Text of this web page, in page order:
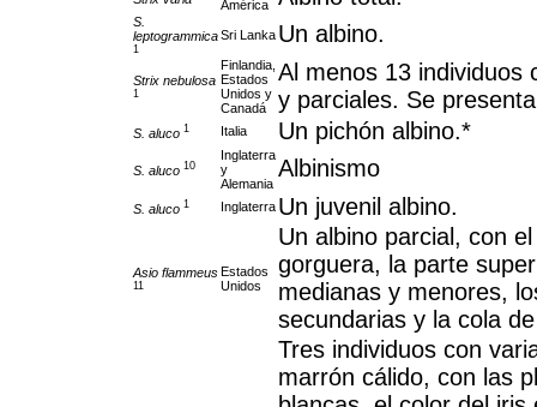
América
S.
leptogrammica
1
Sri Lanka Un albino.
Strix nebulosa
1
Finlandia,
Estados
Unidos y
Canadá
Al menos 13 individuos
y parciales. Se
S. aluco 1 Italia Un pichón albino.*
S. aluco 10
Inglaterra
y
Alemania
Albinismo
S. aluco 1 Inglaterra Un juvenil albino.
Asio flammeus
11
Estados
Unidos
Un albino parcial, con
gorguera, la parte
medianas y menores,
secundarias y la cola
Tres individuos con
marrón cálido, con las